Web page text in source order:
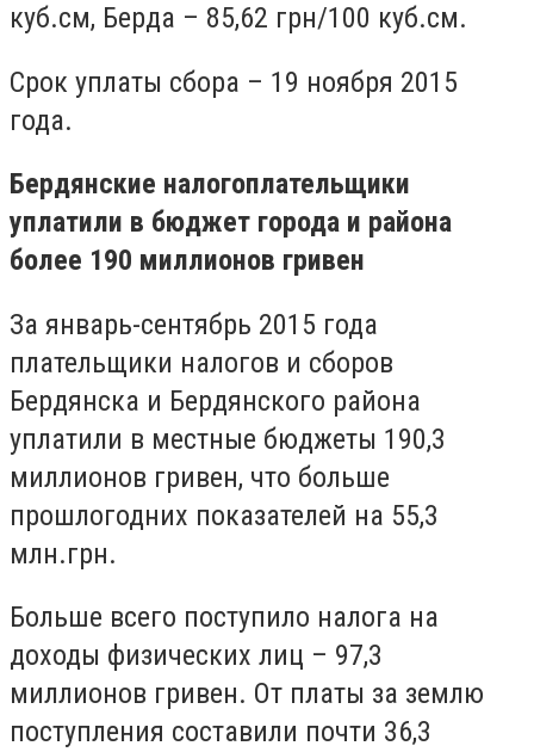
куб.см, Берда – 85,62 грн/100 куб.см.
Срок уплаты сбора – 19 ноября 2015
года.
Бердянские налогоплательщики
уплатили в бюджет города и района
более 190 миллионов гривен
За январь-сентябрь 2015 года
плательщики налогов и сборов
Бердянска и Бердянского района
уплатили в местные бюджеты 190,3
миллионов гривен, что больше
прошлогодних показателей на 55,3
млн.грн.
Больше всего поступило налога на
доходы физических лиц – 97,3
миллионов гривен. От платы за землю
поступления составили почти 36,3